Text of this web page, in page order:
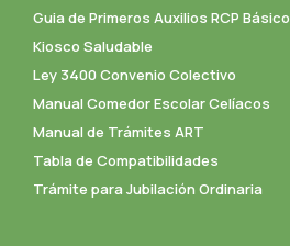
Guia de Primeros Auxilios RCP Básico
Kiosco Saludable
Ley 3400 Convenio Colectivo
Manual Comedor Escolar Celíacos
Manual de Trámites ART
Tabla de Compatibilidades
Trámite para Jubilación Ordinaria